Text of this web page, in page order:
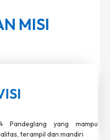
MISI
Pandeglang yang mampu
terampil dan mandiri